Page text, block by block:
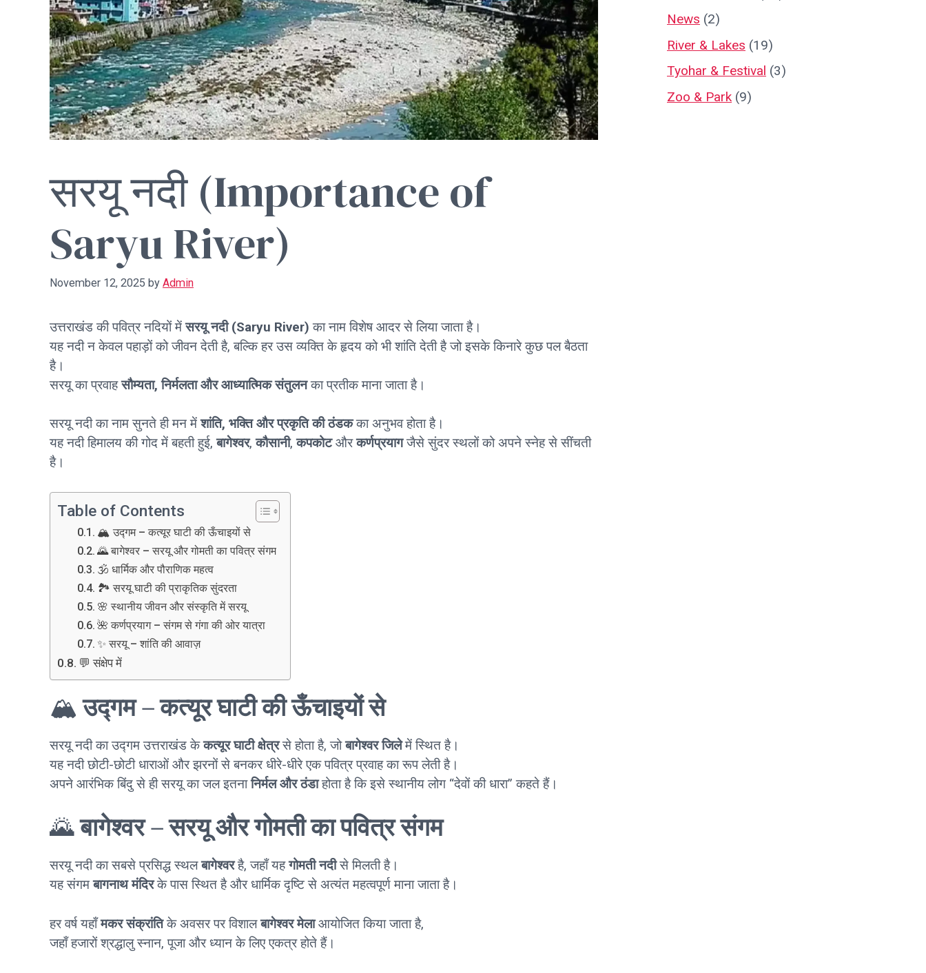
सरयू नदी (Importance of
Saryu River)
November 12, 2025 by Admin
उत्तराखंड की पवित्र नदियों मेंसरयू नदी (Saryu River) का नाम विशेष आदर से लिया जाता है।
यह नदी न केवल पहाड़ों को जीवन देती है, बल्कि हर उस व्यक्ति के हृदय को भी शांति देती है जो इसके किनारे कुछ पल बैठता
है।
सरयू का प्रवाहसौम्यता, निर्मलता और आध्यात्मिक संतुलनका प्रतीक माना जाता है।
सरयू नदी का नाम सुनते ही मन मेंशांति, भक्ति और प्रकृति की ठंडकका अनुभव होता है।
यह नदी हिमालय की गोद में बहती हुई,बागेश्वर,कौसानी,कपकोटऔरकर्णप्रयागजैसे सुंदर स्थलों को अपने स्नेह से सींचती
है।
Table of Contents
🏔️ उद्गम – कत्यूर घाटी की ऊँचाइयों से
🌄 बागेश्वर – सरयू और गोमती का पवित्र संगम
🕉️ धार्मिक और पौराणिक महत्व
🏞️ सरयू घाटी की प्राकृतिक सुंदरता
🌸 स्थानीय जीवन और संस्कृति में सरयू
🌺 कर्णप्रयाग – संगम से गंगा की ओर यात्रा
✨ सरयू – शांति की आवाज़
💬 संक्षेप में
🏔️उद्गम – कत्यूर घाटी की ऊँचाइयों से
सरयू नदी का उद्गम उत्तराखंड केकत्यूर घाटी क्षेत्रसे होता है, जोबागेश्वर जिलेमें स्थित है।
यह नदी छोटी-छोटी धाराओं और झरनों से बनकर धीरे-धीरे एक पवित्र प्रवाह का रूप लेती है।
अपने आरंभिक बिंदु से ही सरयू का जल इतनानिर्मल और ठंडाहोता है कि इसे स्थानीय लोग “देवों की धारा” कहते हैं।
🌄बागेश्वर – सरयू और गोमती का पवित्र संगम
सरयू नदी का सबसे प्रसिद्ध स्थलबागेश्वरहै, जहाँ यहगोमती नदीसे मिलती है।
यह संगमबागनाथ मंदिरके पास स्थित है और धार्मिक दृष्टि से अत्यंत महत्वपूर्ण माना जाता है।
हर वर्ष यहाँमकर संक्रांतिके अवसर पर विशालबागेश्वर मेलाआयोजित किया जाता है,
जहाँ हजारों श्रद्धालु स्नान, पूजा और ध्यान के लिए एकत्र होते हैं।
News (2)
River & Lakes (19)
Tyohar & Festival (3)
Zoo & Park (9)